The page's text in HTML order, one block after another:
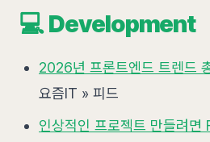
💻 Development
2026년 프론트엔드 트렌드
요즘IT » 피드
인상적인 프로젝트 만들려